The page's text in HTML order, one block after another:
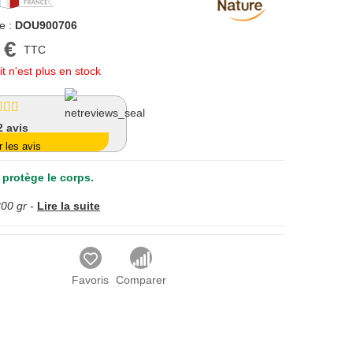
: DOU900706
TTC
n'est plus en stock
avis
les avis
le corps.
gr - Lire la suite
Favoris Comparer